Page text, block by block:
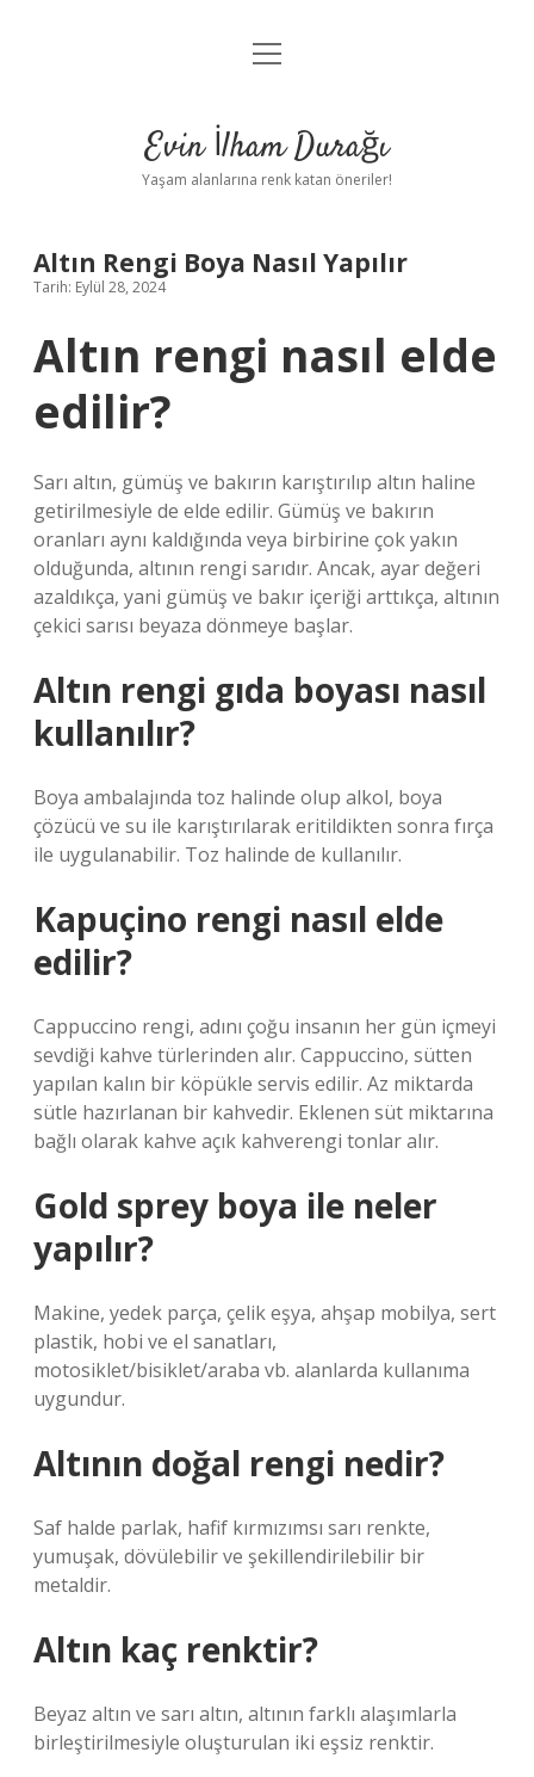
Anasayfa
Yasal Uyarı
menüyü
Evin İlham Durağı
Yaşam alanlarına renk katan öneriler!
Altın Rengi Boya Nasıl Yapılır
Tarih: Eylül 28, 2024
Altın rengi nasıl elde
edilir?
Sarı altın, gümüş ve bakırın karıştırılıp altın haline
getirilmesiyle de elde edilir. Gümüş ve bakırın
oranları aynı kaldığında veya birbirine çok yakın
olduğunda, altının rengi sarıdır. Ancak, ayar değeri
azaldıkça, yani gümüş ve bakır içeriği arttıkça, altının
çekici sarısı beyaza dönmeye başlar.
Altın rengi gıda boyası nasıl
kullanılır?
Boya ambalajında ​​toz halinde olup alkol, boya
çözücü ve su ile karıştırılarak eritildikten sonra fırça
ile uygulanabilir. Toz halinde de kullanılır.
Kapuçino rengi nasıl elde
edilir?
Cappuccino rengi, adını çoğu insanın her gün içmeyi
sevdiği kahve türlerinden alır. Cappuccino, sütten
yapılan kalın bir köpükle servis edilir. Az miktarda
sütle hazırlanan bir kahvedir. Eklenen süt miktarına
bağlı olarak kahve açık kahverengi tonlar alır.
Gold sprey boya ile neler
yapılır?
Makine, yedek parça, çelik eşya, ahşap mobilya, sert
plastik, hobi ve el sanatları,
motosiklet/bisiklet/araba vb. alanlarda kullanıma
uygundur.
Altının doğal rengi nedir?
Saf halde parlak, hafif kırmızımsı sarı renkte,
yumuşak, dövülebilir ve şekillendirilebilir bir
metaldir.
Altın kaç renktir?
Beyaz altın ve sarı altın, altının farklı alaşımlarla
birleştirilmesiyle oluşturulan iki eşsiz renktir.